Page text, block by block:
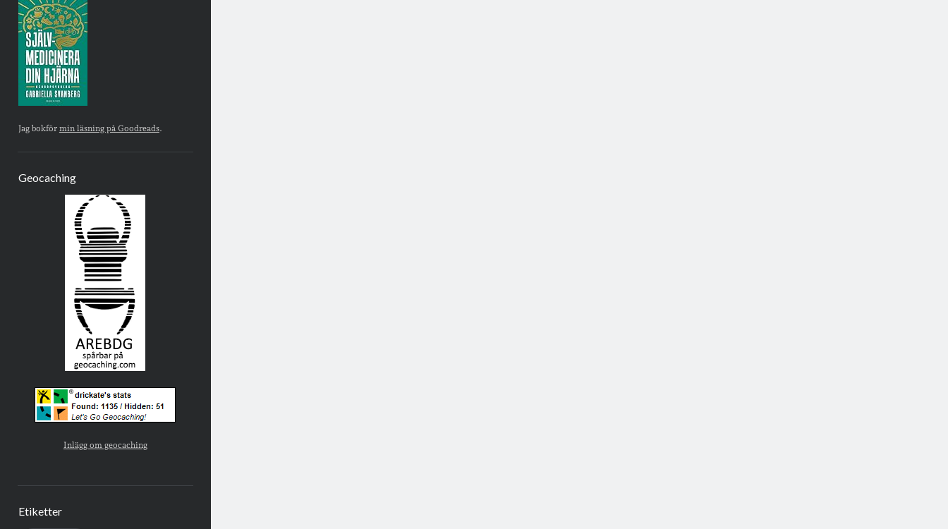
Jag bokför min läsning på Goodreads.
Geocaching
Inlägg om geocaching
Etiketter